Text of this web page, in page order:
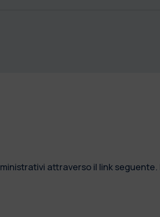
attraverso il link seguente.